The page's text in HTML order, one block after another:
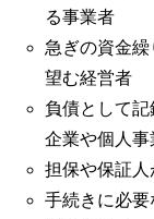
る事業者
急ぎの資金
望む経営者
負債として
企業や個人事
担保や保証
手続きに必